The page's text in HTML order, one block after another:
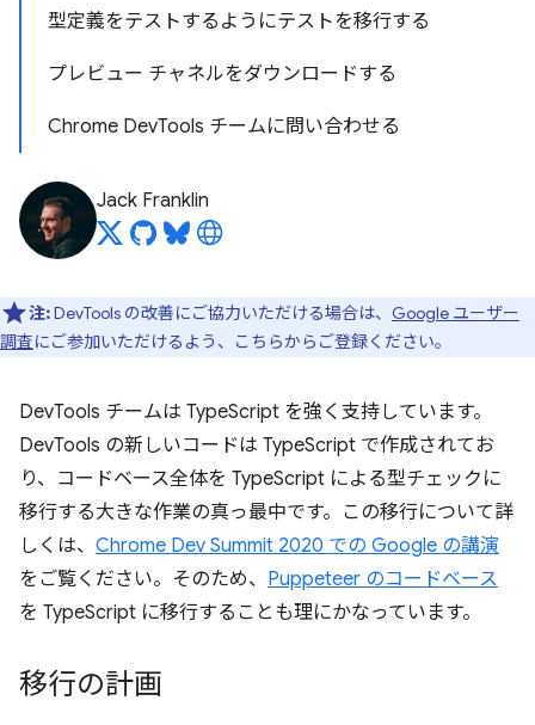
型定義をテストするようにテストを移行する
プレビュー チャネルをダウンロードする
Chrome DevTools チームに問い合わせる
Jack Franklin
注:DevTools の改善にご協力いただける場合は、 Google ユーザー
調査にご参加いただけるよう、こちらからご登録ください。
DevTools チームは TypeScript を強く支持しています。
DevTools の新しいコードは TypeScript で作成されてお
り、コードベース全体を TypeScript による型チェックに
移行する大きな作業の真っ最中です。この移行について詳
しくは、 Chrome Dev Summit 2020 での Google の講演
をご覧ください。そのため、 Puppeteer のコードベース
を TypeScript に移行することも理にかなっています。
移行の計画